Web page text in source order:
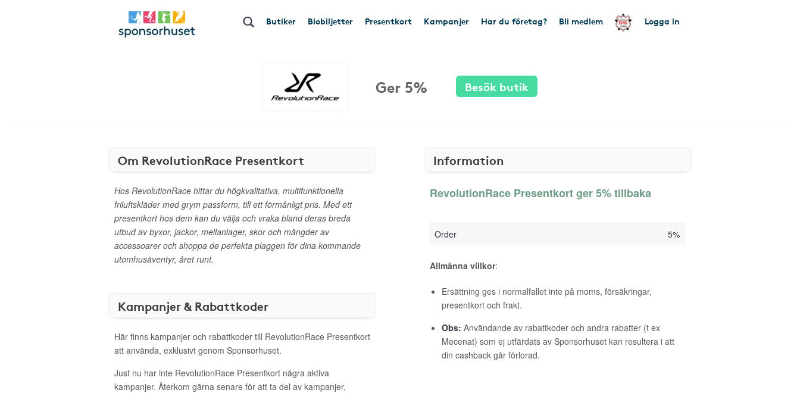
Butiker Biobiljetter Presentkort Kampanjer Har du företag? Bli medlem Logga in
Ger 5% Besök butik
Om RevolutionRace Presentkort
Hos RevolutionRace hittar du högkvalitativa, multifunktionella
friluftskläder med grym passform, till ett förmånligt pris. Med ett
presentkort hos dem kan du välja och vraka bland deras breda
utbud av byxor, jackor, mellanlager, skor och mängder av
accessoarer och shoppa de perfekta plaggen för dina kommande
utomhusäventyr, året runt.
Kampanjer & Rabattkoder
Här finns kampanjer och rabattkoder till RevolutionRace Presentkort
att använda, exklusivt genom Sponsorhuset.
Just nu har inte RevolutionRace Presentkort några aktiva
kampanjer. Återkom gärna senare för att ta del av kampanjer,
Information
RevolutionRace Presentkort ger 5% tillbaka
Order 5%
Allmänna villkor:
Ersättning ges i normalfallet inte på moms, försäkringar,
presentkort och frakt.
Obs: Användande av rabattkoder och andra rabatter (t ex
Mecenat) som ej utfärdats av Sponsorhuset kan resultera i att
din cashback går förlorad.